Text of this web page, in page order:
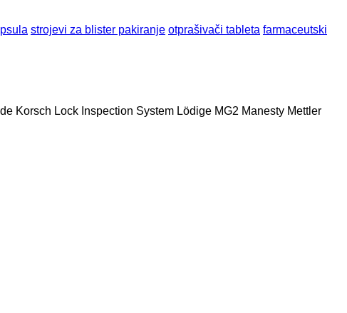
strojevi za blister pakiranje otprašivači tableta farmaceutski
Korsch Lock Inspection System Lödige MG2 Manesty Mettler